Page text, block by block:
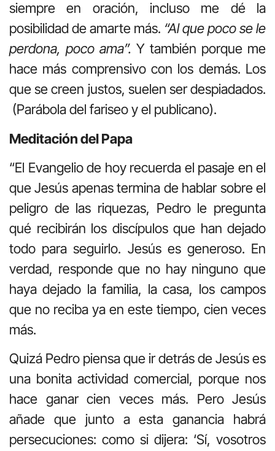
siempre en oración, incluso me dé la
posibilidad de amarte más. “Al que poco se le
perdona, poco ama”. Y también porque me
hace más comprensivo con los demás. Los
que se creen justos, suelen ser despiadados.
(Parábola del fariseo y el publicano).
Meditación del Papa
“El Evangelio de hoy recuerda el pasaje en el
que Jesús apenas termina de hablar sobre el
peligro de las riquezas, Pedro le pregunta
qué recibirán los discípulos que han dejado
todo para seguirlo. Jesús es generoso. En
verdad, responde que no hay ninguno que
haya dejado la familia, la casa, los campos
que no reciba ya en este tiempo, cien veces
más.
Quizá Pedro piensa que ir detrás de Jesús es
una bonita actividad comercial, porque nos
hace ganar cien veces más. Pero Jesús
añade que junto a esta ganancia habrá
persecuciones: como si dijera: ‘Sí, vosotros